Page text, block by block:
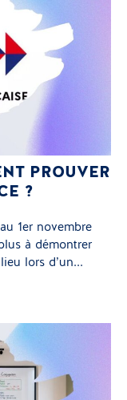
PROUVER
?
1er novembre
à démontrer
lors d’un...